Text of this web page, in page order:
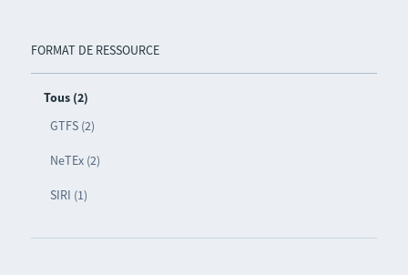
FORMAT DE RESSOURCE
Tous (2)
GTFS (2)
NeTEx (2)
SIRI (1)